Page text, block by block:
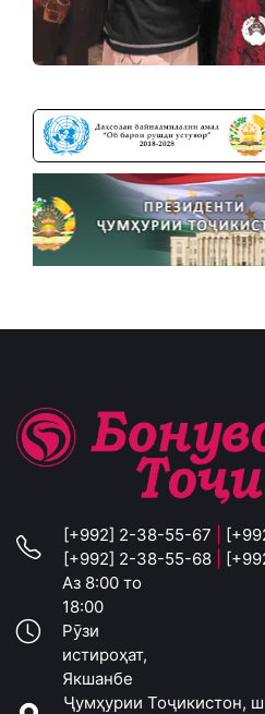
[+992] 2-38-55-67
[+992] 2-38-55-68
Аз 8:00 то
18:00
Рӯзи
истироҳат,
Якшанбе
Ҷумҳурии Тоҷикистон,